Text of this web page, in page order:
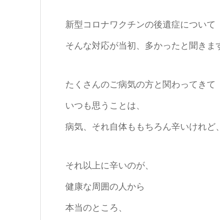
新型コロナワクチンの後遺症について
そんな対応が当初、多かったと聞きま
たくさんのご病気の方と関わってきて
いつも思うことは、
病気、それ自体ももちろん辛いけれど
それ以上に辛いのが、
健康な周囲の人から
本当のところ、